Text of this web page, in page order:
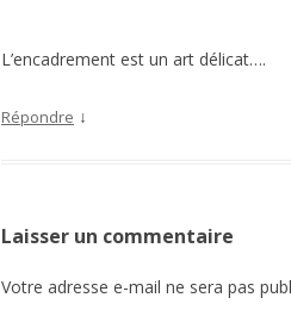
L’encadrement est un art délicat….
Répondre ↓
Laisser un commentaire
Votre adresse e-mail ne sera pas